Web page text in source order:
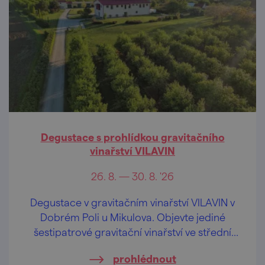
Degustace s prohlídkou gravitačního
vinařství VILAVIN
26. 8. — 30. 8. '26
Degustace v gravitačním vinařství VILAVIN v
Dobrém Poli u Mikulova. Objevte jediné
šestipatrové gravitační vinařství ve střední
prohlédnout